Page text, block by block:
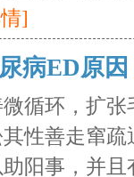
]
病ED原因
循环，扩
性善走窜
阳事，并